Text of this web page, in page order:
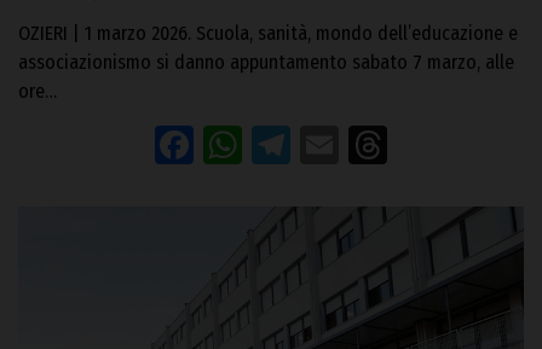
OZIERI | 1 marzo 2026. Scuola, sanità, mondo dell’educazione e
associazionismo si danno appuntamento sabato 7 marzo, alle
ore…
Facebook
WhatsApp
Telegram
Email